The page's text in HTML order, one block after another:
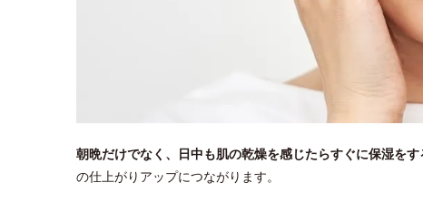
朝晩だけでなく、日中も肌の乾燥を感じたらすぐに保湿をす
の仕上がりアップにつながります。